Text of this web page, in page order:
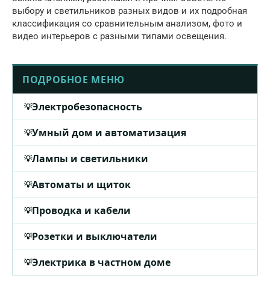
выбору и светильников разных видов и их подробная
классификация со сравнительным анализом, фото и
видео интерьеров с разными типами освещения.
ПОДРОБНОЕ МЕНЮ
Электробезопасность
Умный дом и автоматизация
Лампы и светильники
Автоматы и щиток
Проводка и кабели
Розетки и выключатели
Электрика в частном доме